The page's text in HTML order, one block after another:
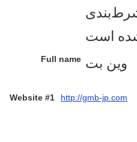
شرط‌بندی
Full name وین بت
Website #1 http://gmb-jp.com